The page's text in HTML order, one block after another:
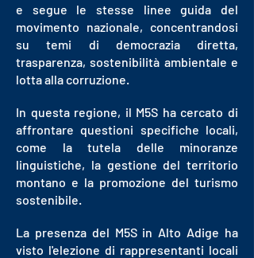
e segue le stesse linee guida del
movimento nazionale, concentrandosi
su temi di democrazia diretta,
trasparenza, sostenibilità ambientale e
lotta alla corruzione.
In questa regione, il M5S ha cercato di
affrontare questioni specifiche locali,
come la tutela delle minoranze
linguistiche, la gestione del territorio
montano e la promozione del turismo
sostenibile.
La presenza del M5S in Alto Adige ha
visto l'elezione di rappresentanti locali